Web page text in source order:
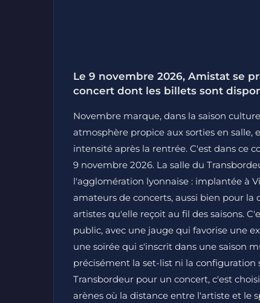
Le 9 novembre 2026, Amistat se
concert dont les billets sont
Novembre marque, dans la saison
atmosphère propice aux sorties en
intensité après la rentrée. C'est dans ce
9 novembre 2026. La salle du
l'agglomération lyonnaise : implantée à
amateurs de concerts, aussi bien pour
artistes qu'elle reçoit au fil des saisons.
public, avec une jauge qui favorise une
une soirée qui s'inscrit dans une saison
précisément la set-list ni la configuration
Transbordeur pour un concert, c'est
arènes où la distance entre l'artiste et le